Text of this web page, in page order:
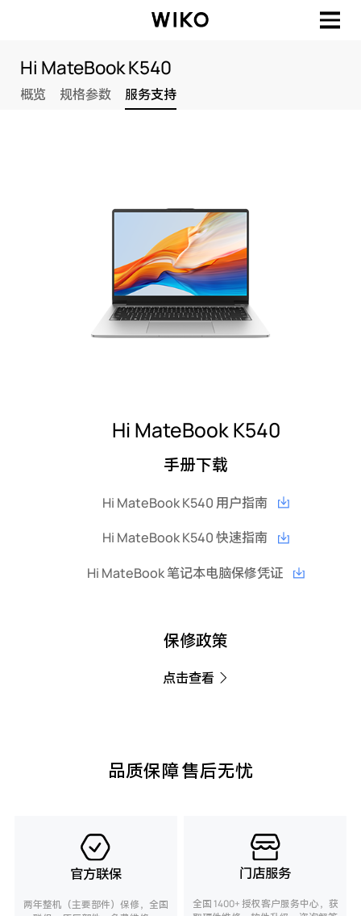
Hi MateBook K540
概览 规格参数 服务支持
Hi MateBook K540
手册下载
Hi MateBook K540 用户指南
Hi MateBook K540 快速指南
Hi MateBook 笔记本电脑保修凭证
保修政策
点击查看
品质保障 售后无忧
官方联保
两年整机（主要部件）保修，全国
门店服务
全国 1400+ 授权客户服务中心，获